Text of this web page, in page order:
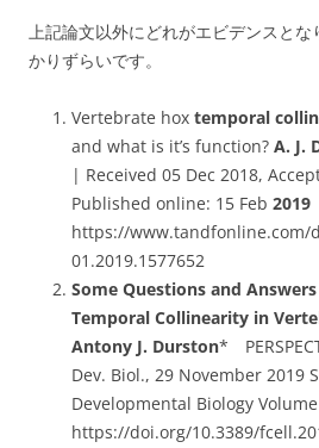
上記論文以外にどれがエビデンスと
かりずらいです。
Vertebrate hox temporal
and what is it’s function? A. J.
| Received 05 Dec 2018,
Published online: 15 Feb 2019
https://www.tandfonline.com/
01.2019.1577652
Some Questions and
Temporal Collinearity in
Antony J. Durston*
Dev. Biol., 29 November 2019
Developmental Biology
https://doi.org/10.3389/